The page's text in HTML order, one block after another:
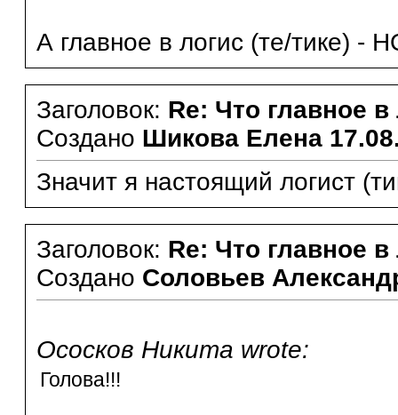
А главное в логис (те/тике) -
Заголовок: Re: Что главное в
Создано Шикова Елена
Значит я настоящий логист
Заголовок: Re: Что главное в
Создано Соловьев
Ососков Никита wrote:
Голова!!!